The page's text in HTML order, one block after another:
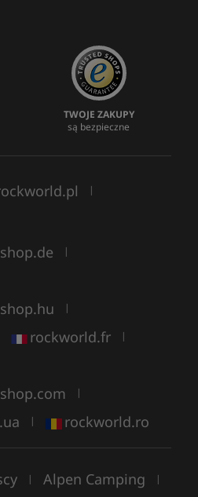
TWOJE ZAKUPY
są bezpieczne
|
|
|
rockworld.fr |
|
| rockworld.ro
| Alpen Camping |